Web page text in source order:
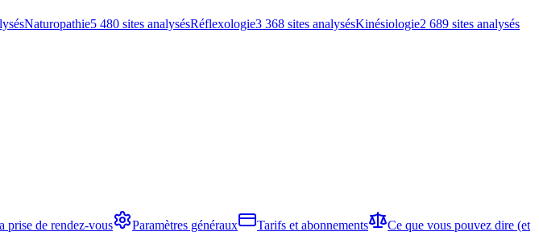
Naturopathie5 480 sites analysésRéflexologie3 368 sites analysésKinésiologie2 689 sites analysés
prise de rendez-vous Paramètres généraux Tarifs et abonnements
Ce que vous pouvez dire (et